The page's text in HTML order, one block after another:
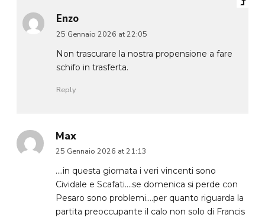
Enzo
25 Gennaio 2026 at 22:05
Non trascurare la nostra propensione a fare
schifo in trasferta.
Reply
Max
25 Gennaio 2026 at 21:13
….in questa giornata i veri vincenti sono
Cividale e Scafati….se domenica si perde con
Pesaro sono problemi….per quanto riguarda la
partita preoccupante il calo non solo di Francis